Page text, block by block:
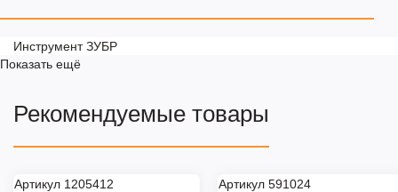
Инструмент ЗУБР
Показать ещё
Рекомендуемые товары
Артикул 1205412 Артикул 591024